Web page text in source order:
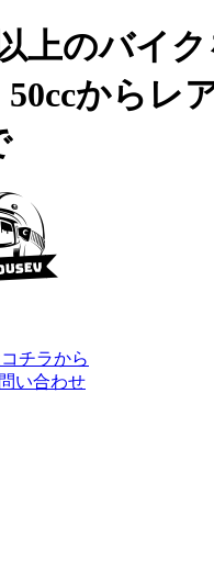
上のバイ
からレ
チラから
い合わせ